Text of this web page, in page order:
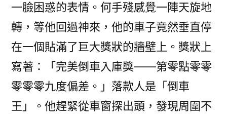
一臉困惑的表情。何手殘感覺一陣天旋地
轉，等他回過神來，他的車子竟然垂直停
在一個貼滿了巨大獎狀的牆壁上。獎狀上
寫著：「完美倒車入庫獎——第零點零零
零零零九度偏差。」落款人是「倒車
王」。他趕緊從車窗探出頭，發現周圍不